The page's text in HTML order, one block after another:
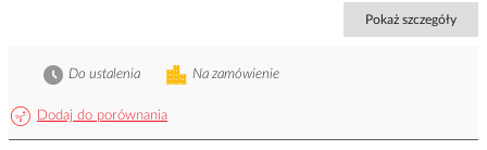
Pokaż szczegóły
Dodaj do porównania
Na zamówienie
Do ustalenia